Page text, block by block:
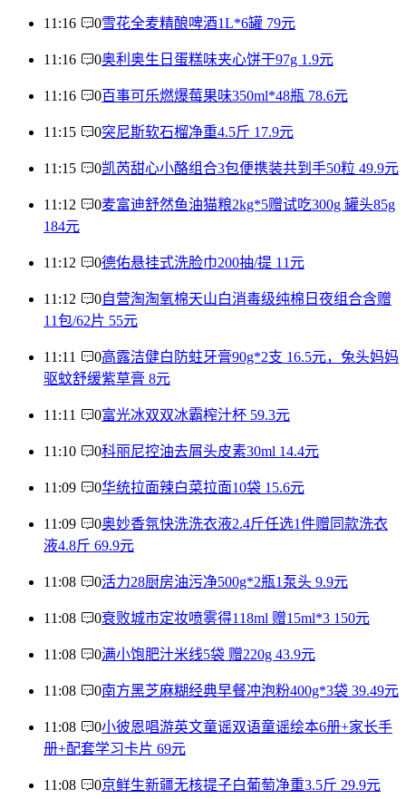
11:16 0雪花全麦精酿啤酒1L*6罐 79元
11:16 0奥利奥生日蛋糕味夹心饼干97g 1.9元
11:16 0百事可乐燃爆莓果味350ml*48瓶 78.6元
11:15 0突尼斯软石榴净重4.5斤 17.9元
11:15 0凯芮甜心小酪组合3包便携装共到手50粒 49.9元
11:12 0麦富迪舒然鱼油猫粮2kg*5赠试吃300g 罐头85g
184元
11:12 0德佑悬挂式洗脸巾200抽/提 11元
11:12 0自营淘淘氧棉天山白消毒级纯棉日夜组合含赠
11包/62片 55元
11:11 0高露洁健白防蛀牙膏90g*2支 16.5元，兔头妈妈
驱蚊舒缓紫草膏 8元
11:11 0富光冰双双冰霸榨汁杯 59.3元
11:10 0科丽尼控油去屑头皮素30ml 14.4元
11:09 0华统拉面辣白菜拉面10袋 15.6元
11:09 0奥妙香氛快洗洗衣液2.4斤任选1件赠同款洗衣
液4.8斤 69.9元
11:08 0活力28厨房油污净500g*2瓶1泵头 9.9元
11:08 0衰败城市定妆喷雾得118ml 赠15ml*3 150元
11:08 0满小饱肥汁米线5袋 赠220g 43.9元
11:08 0南方黑芝麻糊经典早餐冲泡粉400g*3袋 39.49元
11:08 0小彼恩唱游英文童谣双语童谣绘本6册+家长手
册+配套学习卡片 69元
11:08 0京鲜生新疆无核提子白葡萄净重3.5斤 29.9元